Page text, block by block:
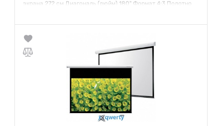
экрана 272 см Диагональ (дюйм) 180" Формат 4:3 Полотно
Гарантия:12 месяцев